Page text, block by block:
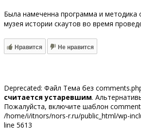
Была намеченна программа и методика
музея истории скаутов во время
Нравится Не нравится
Deprecated: Файл Тема без
считается устаревшим.
Пожалуйста, включите шаблон
/home/i/itnors/nors-r.ru/public_html/wp-
line 5613